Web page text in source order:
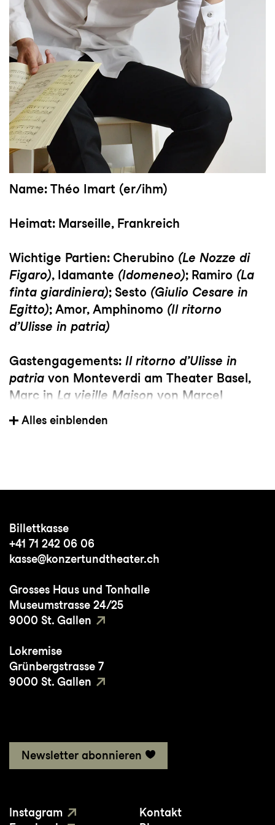
Name: Théo Imart (er/ihm)
Heimat: Marseille, Frankreich
Wichtige Partien: Cherubino (Le Nozze di
Figaro), Idamante (Idomeneo); Ramiro (La
finta giardiniera); Sesto (Giulio Cesare in
Egitto); Amor, Amphinomo (Il ritorno
d’Ulisse in patria)
Gastengagements: Il ritorno d’Ulisse in
patria von Monteverdi am Theater Basel,
Marc in La vieille Maison von Marcel
Landowski an der Angers Nantes Opéra,
Idamante
Éric Chevalier, Mireille Larroche, David
Bobée
Wichtige Dirigent:innen:
Paul Agnew, Pierre Dumoussaud, Modestas
Pitrenas
Studium/Ausbildung:
musique de Paris, Maîtrise des Bouches du
Rhône
price in der Belvedere Competition 2023
Zuletzt in St.Gallen:Danish
Alles einblenden
Billettkasse
+41 71 242 06 06
kasse@konzertundtheater.ch
Grosses Haus und Tonhalle
Museumstrasse 24/25
9000 St. Gallen
Lokremise
Grünbergstrasse 7
9000 St. Gallen
Newsletter abonnieren
Instagram
Kontakt